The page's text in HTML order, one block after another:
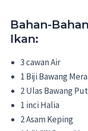
Bahan-
Ikan:
3 cawan Air
1 Biji Bawang
2 Ulas Bawang
1 inci Halia
2 Asam Keping